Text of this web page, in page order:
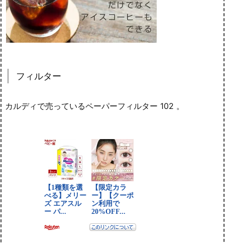
フィルター
カルディで売っているペーパーフィルター 102 。